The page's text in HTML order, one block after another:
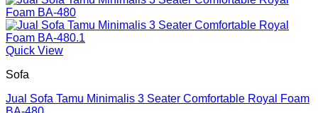
Quick View
Sofa
Jual Sofa Tamu Minimalis 3 Seater Comfortable Royal Foam